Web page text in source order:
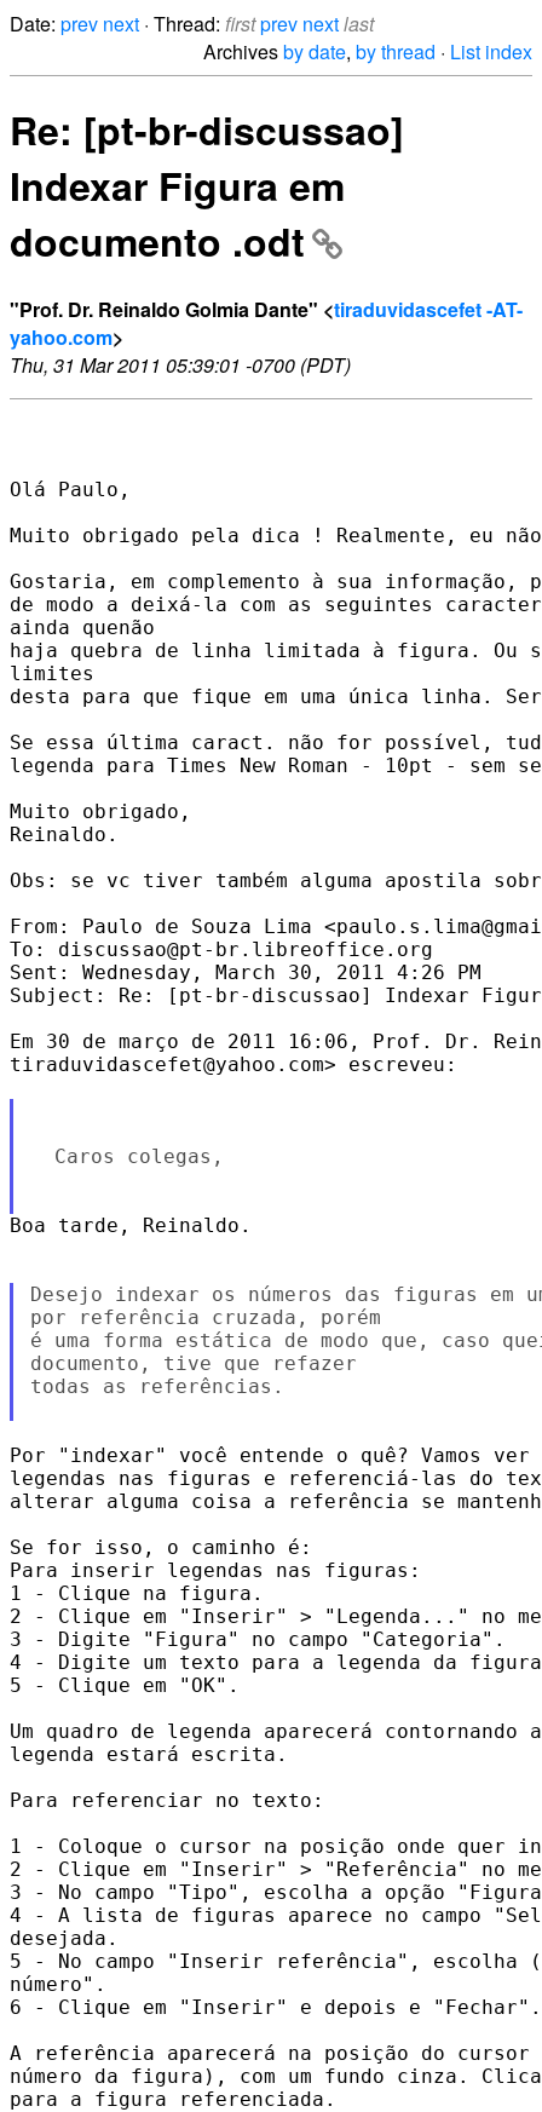
Date: prev next · Thread: firstprev nextlast
Archivesby date, by thread · List index
Re: [pt-br-discussao]
Indexar Figura em
documento .odt
"Prof. Dr. Reinaldo Golmia Dante" <tiraduvidascefet -AT-
yahoo.com>
Thu, 31 Mar 2011 05:39:01 -0700 (PDT)
Olá Paulo,
Muito obrigado pela dica ! Realmente, eu
Gostaria, em complemento à sua
de modo a deixá-la com as seguintes
ainda quenão
haja quebra de linha limitada à figura. Ou
limites
desta para que fique em uma única linha.
Se essa última caract. não for possível,
legenda para Times New Roman - 10pt -
Muito obrigado,
Reinaldo.
Obs: se vc tiver também alguma apostila
From: Paulo de Souza Lima
To: discussao@pt-br.libreoffice.org
Sent: Wednesday, March 30, 2011 4:26 PM
Subject: Re: [pt-br-discussao] Indexar
Em 30 de março de 2011 16:06, Prof. Dr.
tiraduvidascefet@yahoo.com> escreveu:
Caros colegas,
Boa tarde, Reinaldo.
Desejo indexar os números das figuras em
por referência cruzada, porém
é uma forma estática de modo que, caso
documento, tive que refazer
todas as referências.
Por "indexar" você entende o quê? Vamos
legendas nas figuras e referenciá-las do
alterar alguma coisa a referência se
Se for isso, o caminho é:
Para inserir legendas nas figuras:
1 - Clique na figura.
2 - Clique em "Inserir" > "Legenda..." no
3 - Digite "Figura" no campo "Categoria".
4 - Digite um texto para a legenda da figura
5 - Clique em "OK".
Um quadro de legenda aparecerá
legenda estará escrita.
Para referenciar no texto:
1 - Coloque o cursor na posição onde quer
2 - Clique em "Inserir" > "Referência" no
3 - No campo "Tipo", escolha a opção
4 - A lista de figuras aparece no campo
desejada.
5 - No campo "Inserir referência", escolha
número".
6 - Clique em "Inserir" e depois e "Fechar".
A referência aparecerá na posição do
número da figura), com um fundo cinza.
para a figura referenciada.